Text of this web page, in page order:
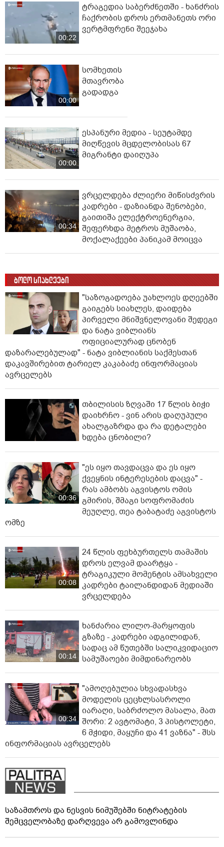
00:22
ტრაგედია საბერძნეთში - ხანძრის
ჩაქრობის დროს ერთმანეთს ორი
ვერტმფრენი შეეჯახა
00:00
სომხეთის
მთავრობა
გადადგა
00:00
ესპანური მედია - სეუტამდე
მიღწევის მცდელობისას 67
მიგრანტი დაიღუპა
00:34
ვრცელდება ძლიერი მიწისძვრის
კადრები - დაზიანდა შენობები,
გაითიშა ელექტროენერგია,
შეფერხდა მეტროს მუშაობა,
მოქალაქეები პანიკამ მოიცვა
ბოლო სიახლეები
"საზოგადოება უახლოეს დღეებში
გაიგებს სიახლეს, დაიდება
პირველი მნიშვნელოვანი შედეგი
და ნატა ვიბლიანს
ოფიციალურად ცნობენ
დაზარალებულად" - ნატა ვიბლიანის საქმესთან
დაკავშირებით ტარიელ კაკაბაძე ინფორმაციას
ავრცელებს
თბილისის ზღვაში 17 წლის ბიჭი
დაიხრჩო - ვინ არის დაღუპული
ახალგაზრდა და რა დეტალები
ხდება ცნობილი?
00:36
"ეს იყო თავდაცვა და ეს იყო
ქვეყნის ინტერესების დაცვა" -
რას ამბობს აგვისტოს ომის
გმირის, შმაგი სოფრომაძის
მეუღლე, თეა ტაბატაძე აგვისტოს
ომზე
00:08
24 წლის ფეხბურთელს თამაშის
დროს ელვამ დაარტყა -
ტრაგიკული მომენტის ამსახველი
კადრები ტაილანდიდან მედიაში
ვრცელდება
00:14
ხანძარია ლილო-მარყოფის
გზაზე - კადრები ადგილიდან,
სადაც ამ წუთებში სალიკვიდაციო
სამუშაოები მიმდინარეობს
00:34
"ამოღებულია სხვადასხვა
მოდელის ცეცხლსასროლი
იარაღი, საბრძოლო მასალა, მათ
შორი: 2 ავტომატი, 3 პისტოლეტი,
6 მჭიდი, მაყუჩი და 41 ვაზნა" - შსს
ინფორმაციას ავრცელებს
საზამთროს და ნესვის ნიმუშებში ნიტრატების
შემცველობაზე დარღვევა არ გამოვლინდა